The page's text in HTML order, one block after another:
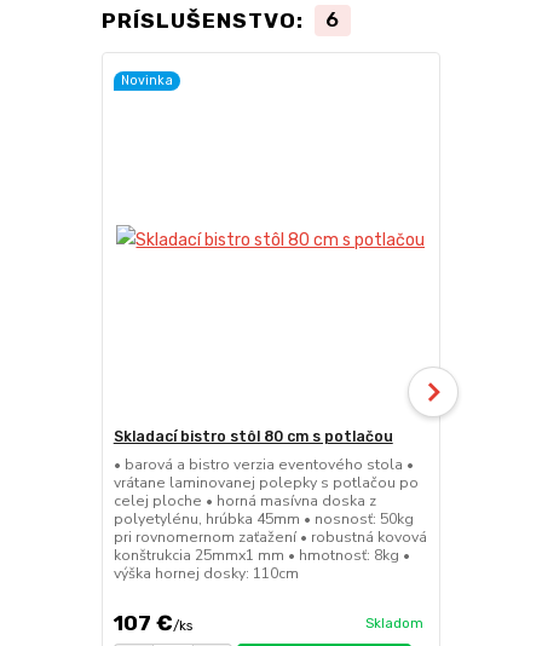
PRÍSLUŠENSTVO:
6
Novinka
Skladací bistro stôl 80 cm s potlačou
• barová a bistro verzia eventového stola •
vrátane laminovanej polepky s potlačou po
celej ploche • horná masívna doska z
polyetylénu, hrúbka 45mm • nosnosť: 50kg
pri rovnomernom zaťažení • robustná kovová
konštrukcia 25mmx1 mm • hmotnosť: 8kg •
výška hornej dosky: 110cm
107 €/ks Skladom